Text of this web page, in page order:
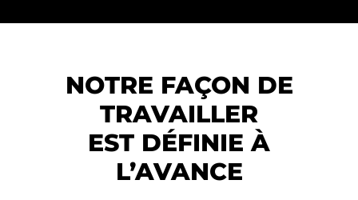
NOTRE FAÇON DE
TRAVAILLER
EST DÉFINIE À
L’AVANCE